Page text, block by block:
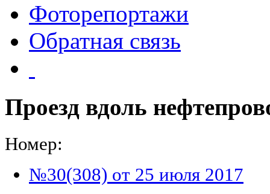
Фоторепортажи
Обратная связь
Проезд вдоль
Номер:
№30(308) от 25 июля 2017